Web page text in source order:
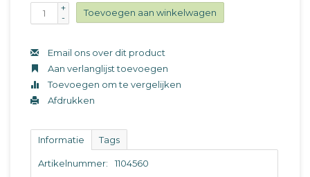
+
-
Toevoegen aan winkelwagen
Email ons over dit product
Aan verlanglijst toevoegen
Toevoegen om te vergelijken
Afdrukken
Informatie Tags
Artikelnummer: 1104560